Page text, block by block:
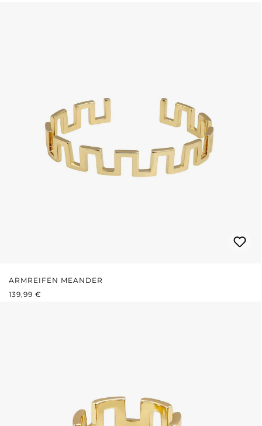
ARMREIFEN MEANDER
REGULÄRER PREIS:
139,99 €